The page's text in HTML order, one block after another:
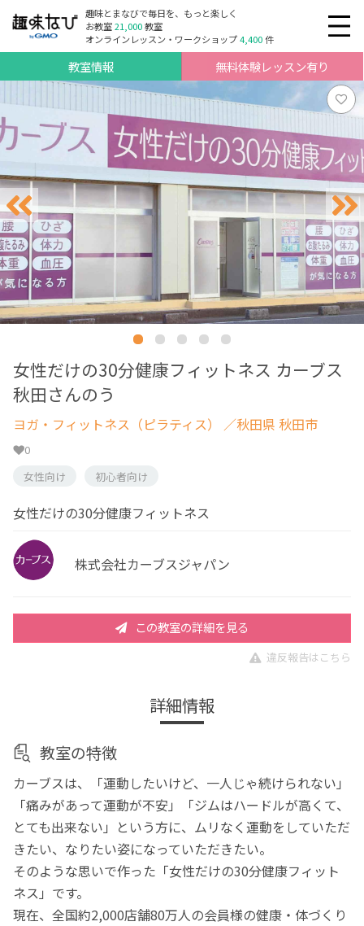
趣味とまなびで毎日を、もっと楽しく
お教室21,000教室
オンラインレッスン・ワークショップ4,400件
教室情報 無料体験レッスン有り
女性だけの30分健康フィットネス カーブス
秋田さんのう
ヨガ・フィットネス（ピラティス） ／秋田県 秋田市
0
女性向け
初心者向け
女性だけの30分健康フィットネス
株式会社カーブスジャパン
この教室の詳細を見る
違反報告はこちら
詳細情報
教室の特徴
カーブスは、「運動したいけど、一人じゃ続けられない」
「痛みがあって運動が不安」「ジムはハードルが高くて、
とても出来ない」という方に、ムリなく運動をしていただ
きたい、なりたい姿になっていただきたい。
そのような思いで作った「女性だけの30分健康フィット
ネス」です。
現在、全国約2,000店舗80万人の会員様の健康・体づくり